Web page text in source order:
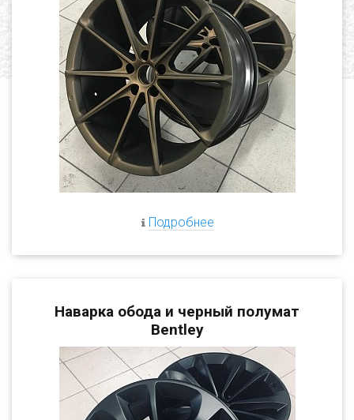
Подробнее
Наварка обода и черный полумат
Bentley